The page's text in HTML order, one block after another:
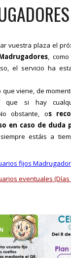
vuestra plaza el
,
el servicio ha
que viene, de
que si hay
obstante, os
en caso de duda
estáis a
fijos
eventuales (Días